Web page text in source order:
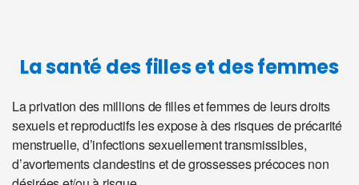
La santé des filles et des femmes
La privation des millions de filles et femmes de leurs droits
sexuels et reproductifs les expose à des risques de précarité
menstruelle, d’infections sexuellement transmissibles,
d’avortements clandestins et de grossesses précoces non